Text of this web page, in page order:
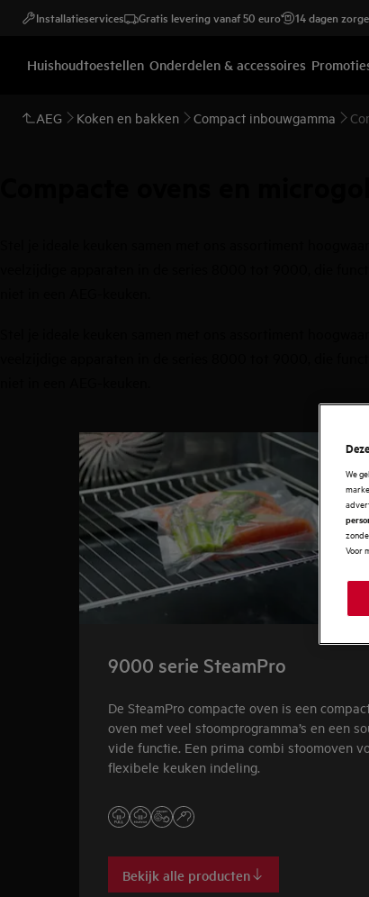
Installatieservices Gratis levering vanaf 50 euro 14 dagen
Huishoudtoestellen Onderdelen & accessoires
AEG Koken en bakken Compact inbouwgamma
9000 serie SteamPro
De SteamPro compacte oven is een
oven met veel stoomprogramma’s en een
vide functie. Een prima combi stoomoven
flexibele keuken indeling.
Bekijk alle producten
We
Voor